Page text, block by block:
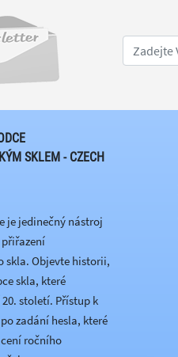
SKLEM - CZECH
je jedinečný nástroj
skla. Objevte historii,
skla, které
století. Přístup k
zadání hesla, které
ročního